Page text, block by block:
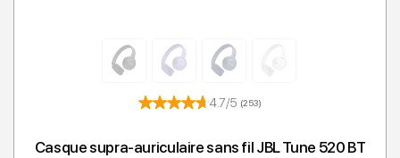
4.7/5 (253)
Casque supra-auriculaire sans fil JBL Tune 520 BT